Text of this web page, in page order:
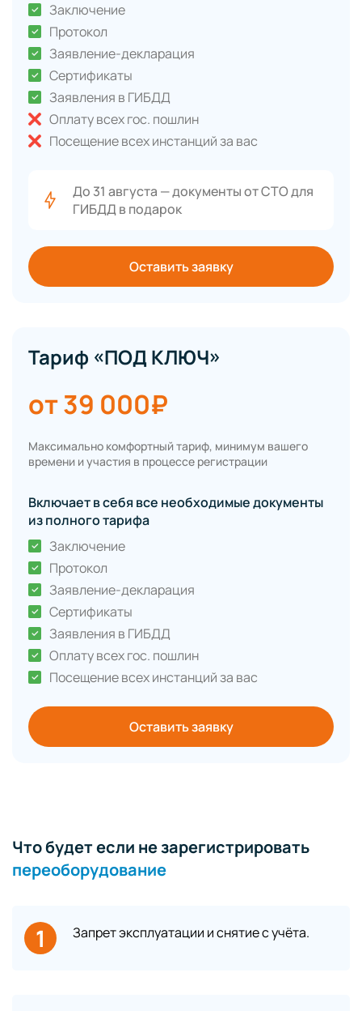
Заключение
Протокол
Заявление-декларация
Сертификаты
Заявления в ГИБДД
Оплату всех гос. пошлин
Посещение всех инстанций за вас
До 31 августа — документы от СТО для
ГИБДД в подарок
Оставить заявку
Тариф «ПОД КЛЮЧ»
от 39 000₽
Максимально комфортный тариф, минимум вашего
времени и участия в процессе регистрации
Включает в себя все необходимые документы
из полного тарифа
Заключение
Протокол
Заявление-декларация
Сертификаты
Заявления в ГИБДД
Оплату всех гос. пошлин
Посещение всех инстанций за вас
Оставить заявку
Что будет если не зарегистрировать
переоборудование
1 Запрет эксплуатации и снятие с учёта.